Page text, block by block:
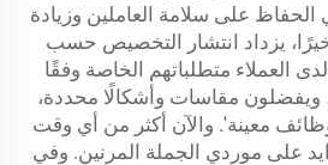
الحفاظ على سلامة العاملين وزيادة
يزداد انتشار التخصيص حسب
العملاء متطلباتهم الخاصة وفقًا
ويفضلون مقاسات وأشكالًا محددة،
معينة'. والآن أكثر من أي وقت
على موردي الجملة المرنين. وفي